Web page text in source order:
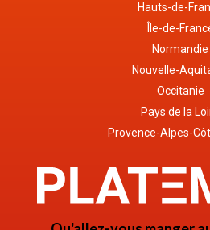
Hauts-de-
Île-de-
Normandie
Nouvelle-
Occitanie
Pays de la
Provence-Alpes-